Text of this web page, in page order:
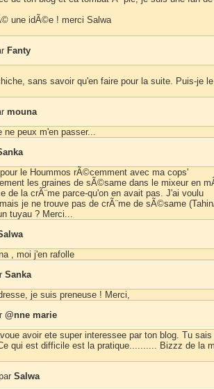
une idÃ©e ! merci Salwa
Fanty
sans savoir qu'en faire pour la suite. Puis-je le
mouna
peux m'en passer...
le Hoummos rÃ©cemment avec ma cops'
les graines de sÃ©same dans le mixeur en
la crÃ¨me parce-qu'on en avait pas. J'ai voulu
je ne trouve pas de crÃ¨me de sÃ©same
tuyau ? Merci...
, moi j'en rafolle
Sanka
je suis preneuse ! Merci,
@nne marie
avoir ete super interessee par ton blog. Tu sais
qui est difficile est la pratique.......... Bizzz de la
Salwa